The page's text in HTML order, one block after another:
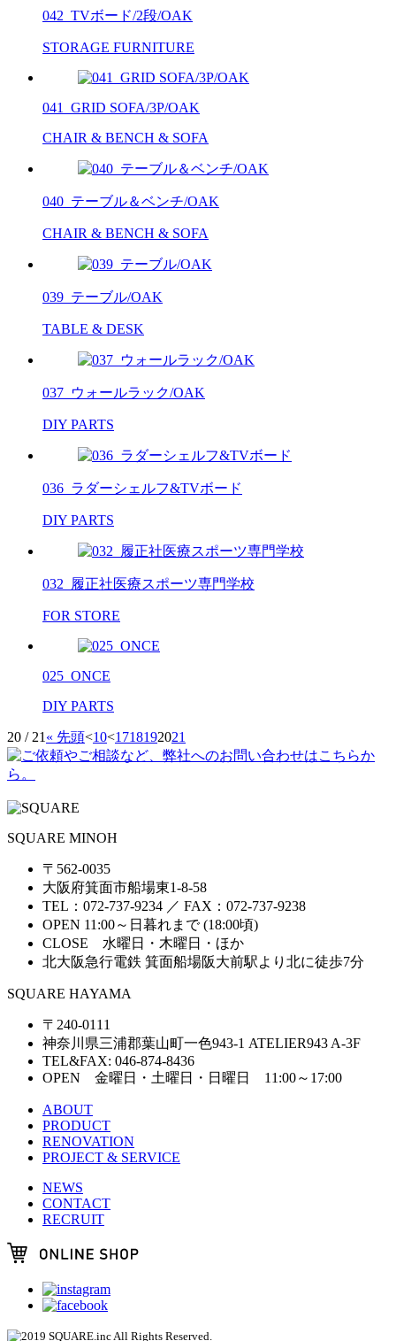
042_TVボード/2段/OAK
STORAGE FURNITURE
041_GRID SOFA/3P/OAK
CHAIR & BENCH & SOFA
040_テーブル＆ベンチ/OAK
CHAIR & BENCH & SOFA
039_テーブル/OAK
TABLE & DESK
037_ウォールラック/OAK
DIY PARTS
036_ラダーシェルフ&TVボード
DIY PARTS
032_履正社医療スポーツ専門学校
FOR STORE
025_ONCE
DIY PARTS
20 / 21 « 先頭<10<1718192021
SQUARE MINOH
〒562-0035
大阪府箕面市船場東1-8-58
TEL：072-737-9234 ／ FAX：072-737-9238
OPEN 11:00～日暮れまで (18:00頃)
CLOSE 水曜日・木曜日・ほか
北大阪急行電鉄 箕面船場阪大前駅より北に徒歩7分
SQUARE HAYAMA
〒240-0111
神奈川県三浦郡葉山町一色943-1 ATELIER943 A-3F
TEL&FAX: 046-874-8436
OPEN 金曜日・土曜日・日曜日 11:00～17:00
ABOUT
PRODUCT
RENOVATION
PROJECT & SERVICE
NEWS
CONTACT
RECRUIT